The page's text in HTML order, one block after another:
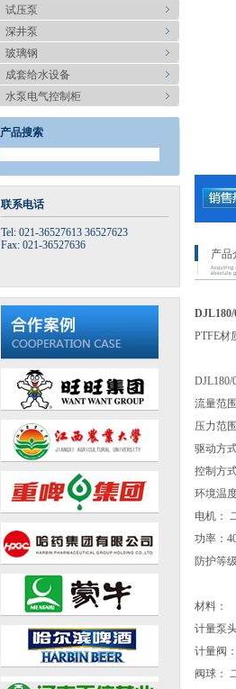
试压泵
深井泵
玻璃钢
成套给水设备
水泵电气控制柜
产品搜索
联系电话
Tel: 021-36527613 36527623
Fax: 021-36527636
产品
DJL180/
PTFE材
流量范
压力范
驱动方
控制方
环境温
电机：
功率：
防护等
材料：
计量泵
计量阀
阀球：